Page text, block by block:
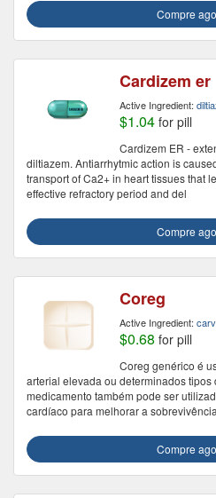
Compre
Cardizem er
Active Ingredient:
$1.04 for pill
Cardizem ER -
diltiazem. Antiarrhytmic action is
transport of Ca2+ in heart tissues that
effective refractory period and del
Compre
Coreg
Active Ingredient:
$0.68 for pill
Coreg genérico é
arterial elevada ou determinados
medicamento também pode ser
cardíaco para melhorar a
Compre